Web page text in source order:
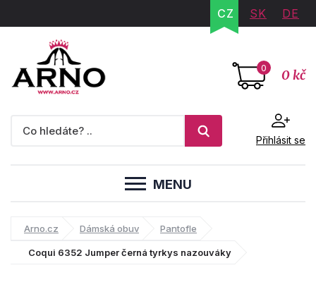
CZ SK DE
0 0 kč
Přihlásit se
MENU
Arno.cz Dámská obuv Pantofle
Coqui 6352 Jumper černá tyrkys nazouváky